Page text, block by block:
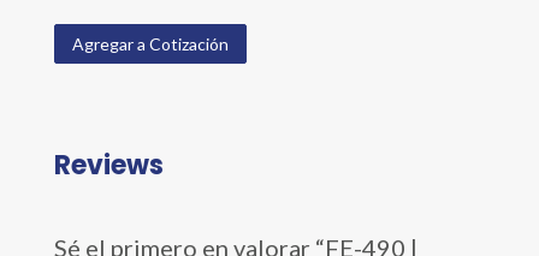
Agregar a Cotización
Reviews
Sé el primero en valorar “FE-490 |